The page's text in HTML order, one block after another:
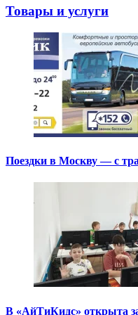
Товары и услуги
Поездки в Москву — с
В «АйТиКидс» открыта